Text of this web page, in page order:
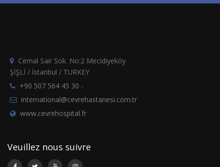
Cemal Sair Sok. No:2 Mecidiyeköy
ŞİŞLİ / İstanbul / TURKEY
+90 507 564 45 30 -
international@cevrehastanesi.com.tr
www.cevrehospital.fr
Veuillez nous suivre